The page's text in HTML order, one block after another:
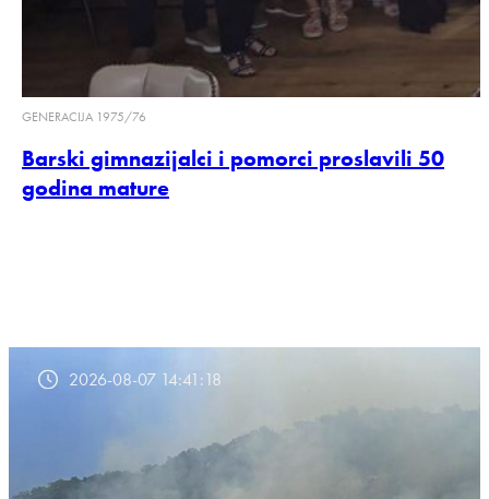
GENERACIJA 1975/76
Barski gimnazijalci i pomorci proslavili 50
godina mature
2026-08-07 14:41:18